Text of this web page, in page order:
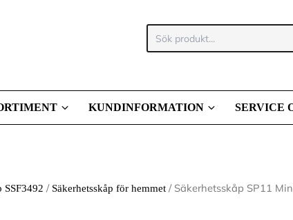
produkt:
KUNDINFORMATION SERVICE
SSF3492 / Säkerhetsskåp för hemmet / Säkerhetsskåp SP11